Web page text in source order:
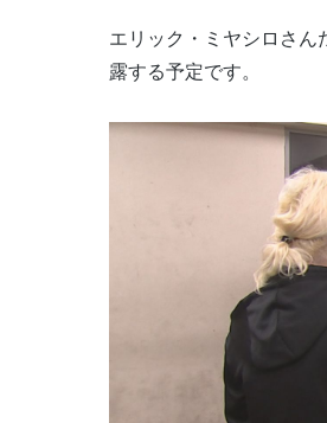
エリック・ミヤシロさん
露する予定です。